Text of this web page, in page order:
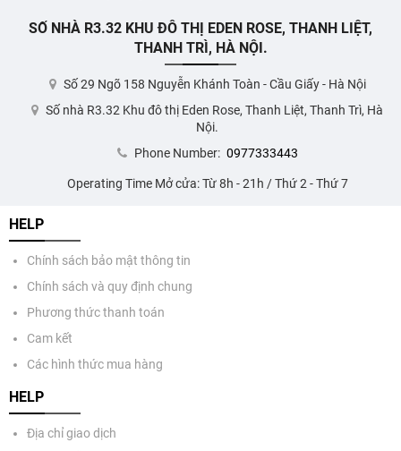
SỐ NHÀ R3.32 KHU ĐÔ THỊ EDEN ROSE, THANH LIỆT,
THANH TRÌ, HÀ NỘI.
Số 29 Ngõ 158 Nguyễn Khánh Toàn - Cầu Giấy - Hà Nội
Số nhà R3.32 Khu đô thị Eden Rose, Thanh Liệt, Thanh Trì, Hà
Nội.
Phone Number: 0977333443
Operating Time Mở cửa: Từ 8h - 21h / Thứ 2 - Thứ 7
HELP
Chính sách bảo mật thông tin
Chính sách và quy định chung
Phương thức thanh toán
Cam kết
Các hình thức mua hàng
HELP
Địa chỉ giao dịch